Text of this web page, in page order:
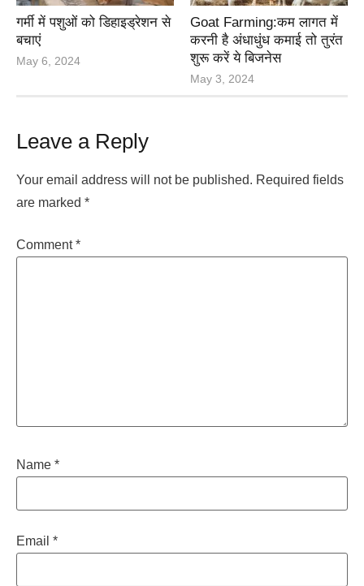
गर्मी में पशुओं को डिहाइड्रेशन से
बचाएं
May 6, 2024
Goat Farming:कम लागत में
करनी है अंधाधुंध कमाई तो तुरंत
शुरू करें ये बिजनेस
May 3, 2024
Leave a Reply
Your email address will not be published. Required fields
are marked *
Comment*
Name *
Email *